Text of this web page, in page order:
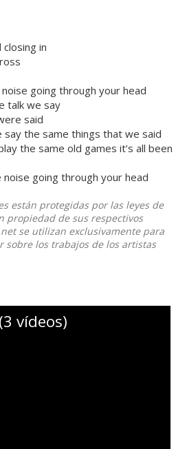
closing in
going through your head
talk we say
said
say the same things that we said
the same old games it’s all been
going through your head
están protegidas por las leyes de
propiedad de sus respectivos
se utilizan exclusivamente para
sobre los trabajos de los artistas
(3 vídeos)